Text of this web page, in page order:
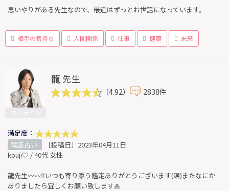
思いやりがある先生なので、最近はずっとお世話になっています。
相手の気持ち 人間関係 仕事 健康 未来
龍 先生
（4.92） 2838件
満足度：
電話占い
［投稿日］2023年04月11日
kouji♡ / 40代 女性
龍先生〰︎〰︎‼️いつも寄り添う鑑定ありがとうございます(涙)またなにか
ありましたら宜しくお願い致します🙏